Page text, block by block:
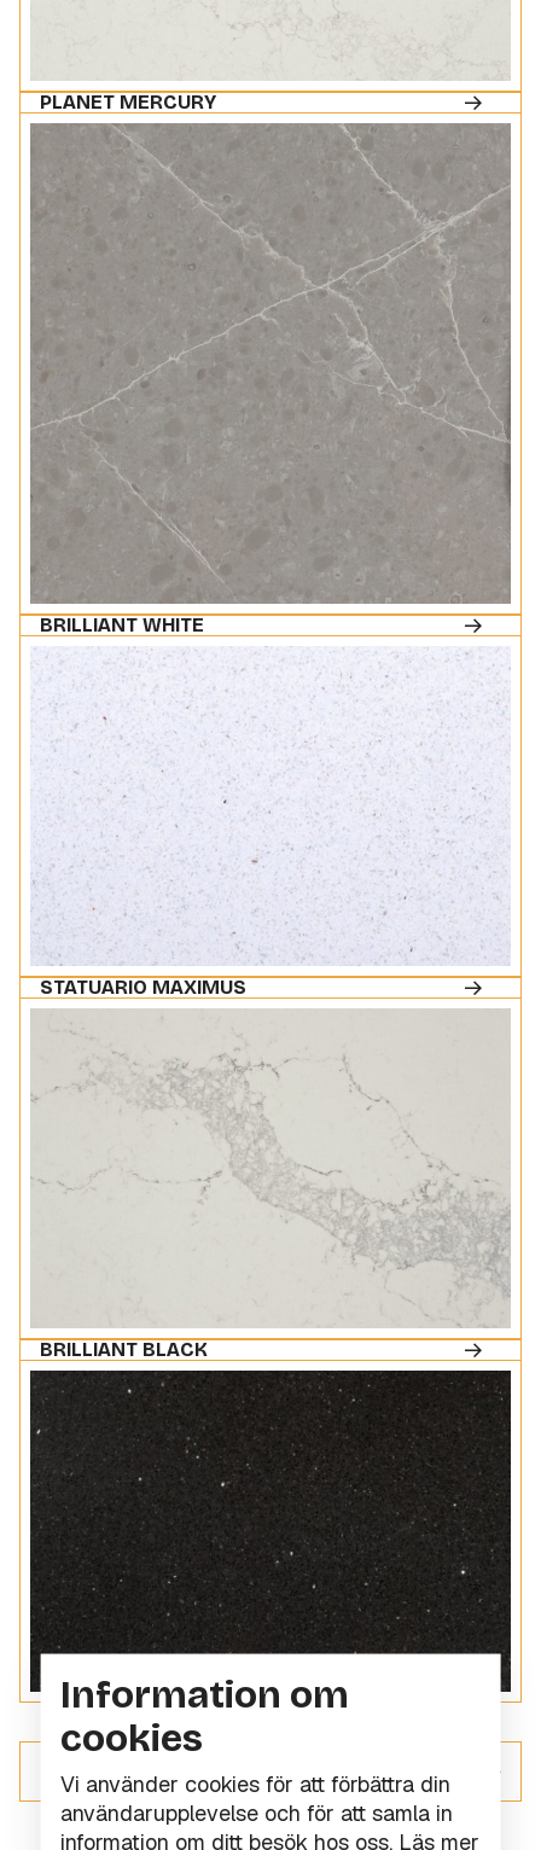
PLANET MERCURY
BRILLIANT WHITE
STATUARIO MAXIMUS
BRILLIANT BLACK
ALLT INOM KOMPOSITSTEN
Information om
cookies
Vi använder cookies för att förbättra din
användarupplevelse och för att samla in
information om ditt besök hos oss. Läs mer